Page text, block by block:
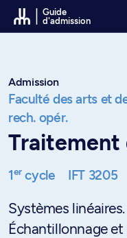
Passer au contenu
Guide
d'admission
Admission
Faculté des arts et
rech. opér.
Traitement
1ercycle IFT 3205
Systèmes linéaires.
Échantillonnage